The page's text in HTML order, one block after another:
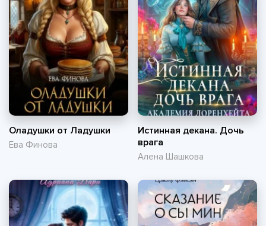
Оладушки от Ладушки
Ева Финова
Истинная декана. Дочь
врага
Алена Шашкова